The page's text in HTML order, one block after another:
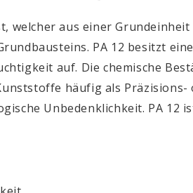
welcher aus einer
PA 12 besitzt
auf. Die chemische
häufig als
Unbedenklichkeit. PA 12